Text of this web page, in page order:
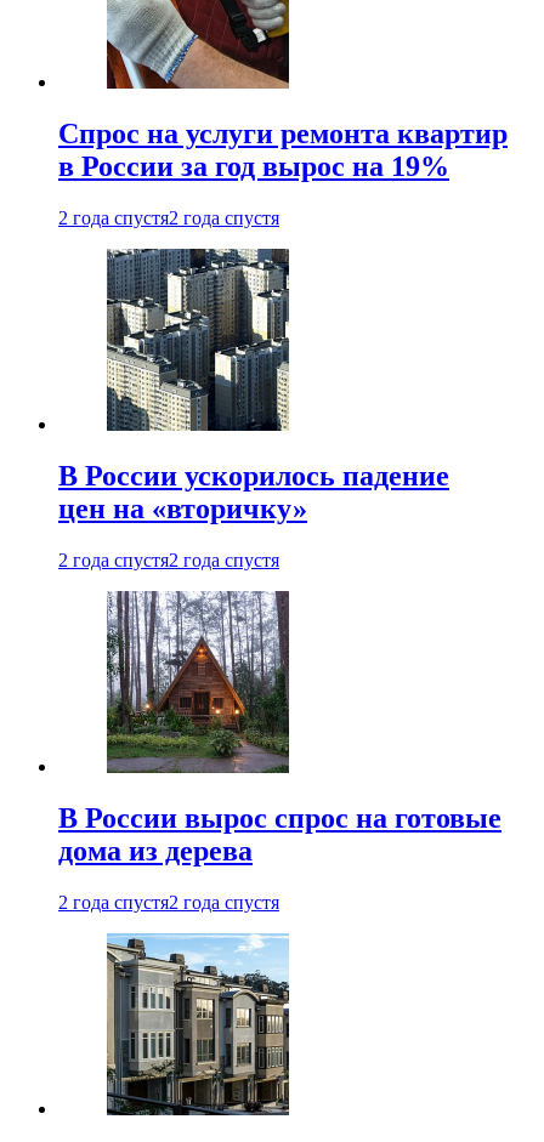
Спрос на услуги ремонта квартир
в России за год вырос на 19%
2 года спустя2 года спустя
В России ускорилось падение
цен на «вторичку»
2 года спустя2 года спустя
В России вырос спрос на готовые
дома из дерева
2 года спустя2 года спустя